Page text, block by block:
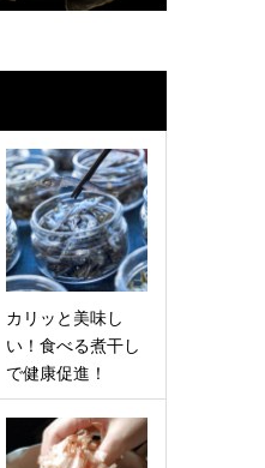
カリッと美味し
い！食べる煮干し
で健康促進！